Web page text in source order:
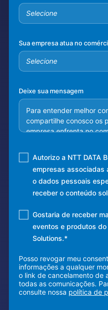
Sua empresa atua no
Deixe sua mensagem
Autorizo ​​a NTT DATA
empresas associadas
o dados pessoais
receber o conteúdo
Gostaria de receber
eventos e produtos do
Solutions.*
Posso revogar meu
informações a qualquer
o link de cancelamento de
todas as comunicações.
consulte nossa política de